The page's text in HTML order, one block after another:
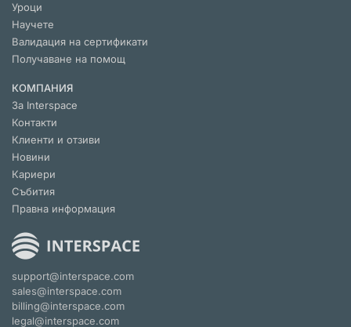
Уроци
Научете
Валидация на сертификати
Получаване на помощ
КОМПАНИЯ
За Interspace
Контакти
Клиенти и отзиви
Новини
Кариери
Събития
Правна информация
support@interspace.com
sales@interspace.com
billing@interspace.com
legal@interspace.com